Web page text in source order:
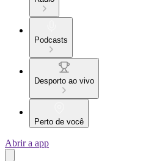
Podcasts
Desporto ao vivo
Perto de você
Abrir a app